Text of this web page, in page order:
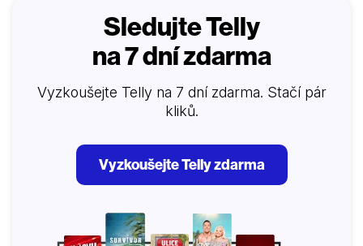
Sledujte Telly
na 7 dní zdarma
Vyzkoušejte Telly na 7 dní zdarma. Stačí pár
kliků.
Vyzkoušejte Telly zdarma